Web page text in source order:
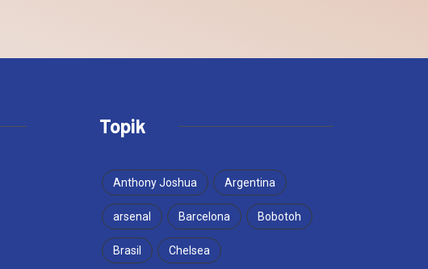
Topik
Anthony Joshua Argentina
arsenal Barcelona Bobotoh
Brasil Chelsea